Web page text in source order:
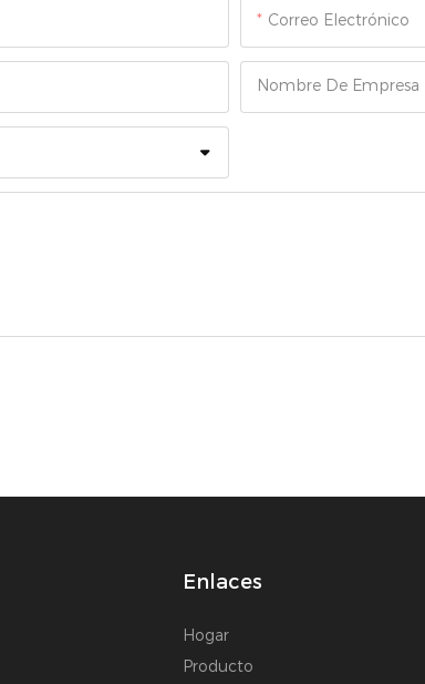
Correo Electrónico
Nombre De Empresa
Enlaces
Hogar
Producto